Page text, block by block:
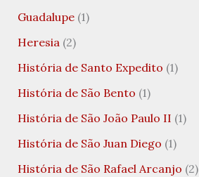
Guadalupe(1)
Heresia(2)
História de Santo Expedito (1)
História de São Bento (1)
História de São João Paulo II (1)
História de São Juan Diego (1)
História de São Rafael Arcanjo (2)